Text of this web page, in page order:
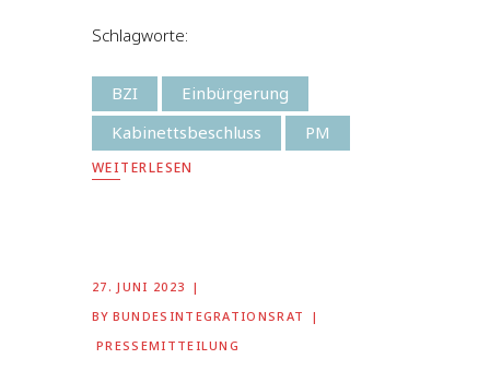
Schlagworte:
BZI
Einbürgerung
Kabinettsbeschluss
PM
WEITERLESEN
27. JUNI 2023
BY BUNDESINTEGRATIONSRAT
PRESSEMITTEILUNG